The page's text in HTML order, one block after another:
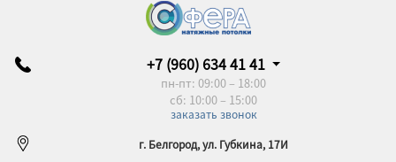
+7 (960) 634 41 41
пн-пт: 09:00 – 18:00
сб: 10:00 – 15:00
заказать звонок
г. Белгород, ул. Губкина, 17И